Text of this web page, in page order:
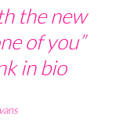
the new
of you”
in bio